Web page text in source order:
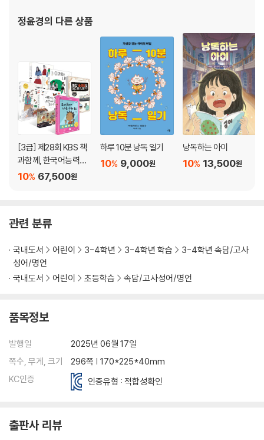
우공이산_12쪽
삼고초려_24쪽
후생가외_28쪽
화룡점정_32쪽
괄목상대_36쪽
2장 위기일수록 움츠러들지 마!
고진감래_42쪽
구사일생_46쪽
풍전등화_58쪽
구밀복검_66쪽
3장 늘 즐거운 일만 있을 수는 없지!
용두사미_72쪽
조삼모사_76쪽
지록위마_80쪽
부화뇌동_88쪽
계륵_92쪽
연목구어_96쪽
정윤경의 다른 상품
[3급] 제28회 KBS 책
과함께, 한국어능력시
험 선정도서67,500원
10%
하루 10분 낭독 일기
9,000원
10%
낭독하는 아이
13,500원
10%
관련 분류
국내도서 어린이 3-4학년 3-4학년 학습
3-4학년 속담/고사
성어/명언
국내도서
어린이 초등학습 속담/고사성어/명언
품목정보
발행일
2025년 06월 17일
쪽수, 무게, 크기
296쪽 | 170*225*40mm
KC인증
인증유형 : 적합성확인
출판사 리뷰